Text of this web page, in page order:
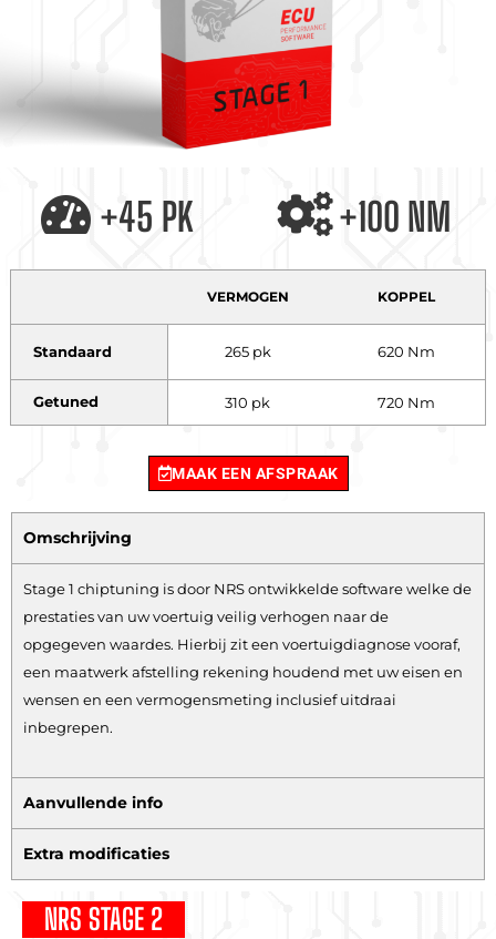
+45 PK +100 NM
VERMOGEN KOPPEL
Standaard 265 pk 620 Nm
Getuned 310 pk 720 Nm
MAAK EEN AFSPRAAK
Omschrijving
Stage 1 chiptuning is door NRS ontwikkelde software welke de
prestaties van uw voertuig veilig verhogen naar de
opgegeven waardes. Hierbij zit een voertuigdiagnose vooraf,
een maatwerk afstelling rekening houdend met uw eisen en
wensen en een vermogensmeting inclusief uitdraai
inbegrepen.
Aanvullende info
Extra modificaties
NRS STAGE 2